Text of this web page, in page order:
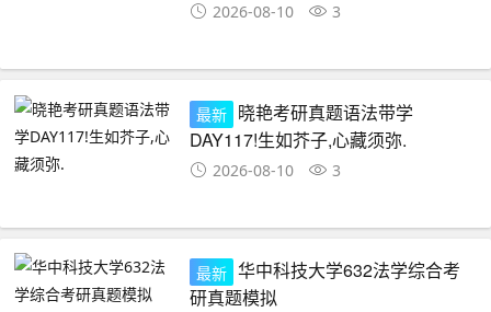
2026-08-10 3
最新 晓艳考研真题语法带学
DAY117!生如芥子,心藏须弥.
2026-08-10 3
最新 华中科技大学632法学综合考
研真题模拟